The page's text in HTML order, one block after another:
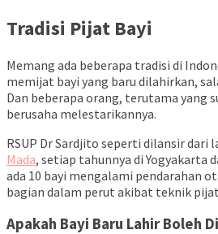
Tradisi Pijat Bayi
Memang ada beberapa tradisi di
memijat bayi yang baru dilahirkan,
Dan beberapa orang, terutama yang
berusaha melestarikannya.
RSUP Dr Sardjito seperti dilansir dari
Mada, setiap tahunnya di Yogyakarta
ada 10 bayi mengalami pendarahan
bagian dalam perut akibat teknik
Apakah Bayi Baru Lahir Boleh